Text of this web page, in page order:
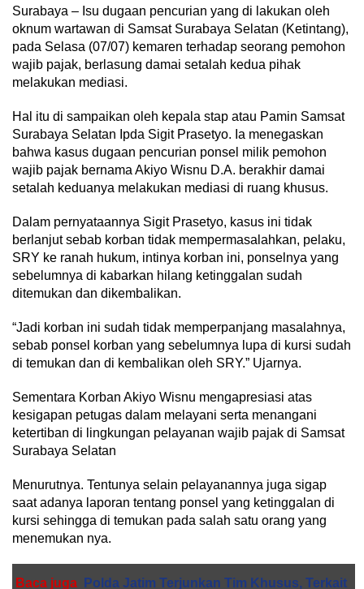
Surabaya – Isu dugaan pencurian yang di lakukan oleh
oknum wartawan di Samsat Surabaya Selatan (Ketintang),
pada Selasa (07/07) kemaren terhadap seorang pemohon
wajib pajak, berlasung damai setalah kedua pihak
melakukan mediasi.
Hal itu di sampaikan oleh kepala stap atau Pamin Samsat
Surabaya Selatan Ipda Sigit Prasetyo. Ia menegaskan
bahwa kasus dugaan pencurian ponsel milik pemohon
wajib pajak bernama Akiyo Wisnu D.A. berakhir damai
setalah keduanya melakukan mediasi di ruang khusus.
Dalam pernyataannya Sigit Prasetyo, kasus ini tidak
berlanjut sebab korban tidak mempermasalahkan, pelaku,
SRY ke ranah hukum, intinya korban ini, ponselnya yang
sebelumnya di kabarkan hilang ketinggalan sudah
ditemukan dan dikembalikan.
“Jadi korban ini sudah tidak memperpanjang masalahnya,
sebab ponsel korban yang sebelumnya lupa di kursi sudah
di temukan dan di kembalikan oleh SRY.” Ujarnya.
Sementara Korban Akiyo Wisnu mengapresiasi atas
kesigapan petugas dalam melayani serta menangani
ketertiban di lingkungan pelayanan wajib pajak di Samsat
Surabaya Selatan
Menurutnya. Tentunya selain pelayanannya juga sigap
saat adanya laporan tentang ponsel yang ketinggalan di
kursi sehingga di temukan pada salah satu orang yang
menemukan nya.
Baca juga
Polda Jatim Terjunkan Tim Khusus, Terkait